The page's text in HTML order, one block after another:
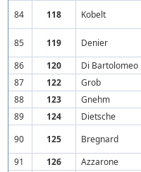
84 118 Kobelt
85 119 Denier
86
120 Di Bartolomeo
87
122 Grob
88
123 Gnehm
89
124 Dietsche
90
125 Bregnard
91
126 Azzarone